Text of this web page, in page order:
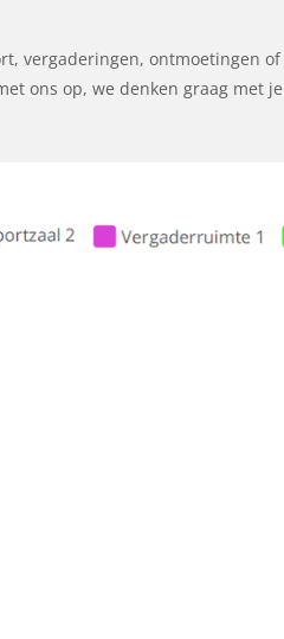
vergaderingen, ontmoetingen
ons op, we denken graag met